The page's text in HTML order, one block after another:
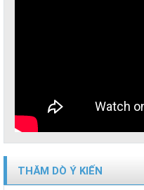
THĂM DÒ Ý KIẾN